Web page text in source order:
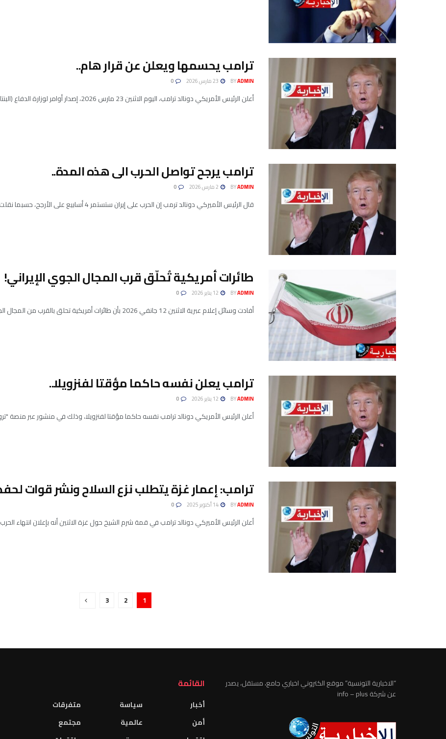
ترامب يحسمها ويعلن عن قرار هام..
BYADMIN
أعلن الرئيس الأمريكي دونالد ترامب، اليوم الاثنين 23 مارس 2026، إصدار أوامر لوزارة الدفاع (البنتاغون) بتأجيل أي ضربات عسكرية محتملة ...
ترامب يرجح تواصل الحرب الى هذه المدة..
BYADMIN
قال الرئيس الأميركي دونالد ترمب إن الحرب على إيران ستستمر 4 أسابيع على الأرجح، حسبما نقلت صحيفة “ديلي ميل” البريطانية.
طائرات أمريكية تُحلّق قرب المجال الجوي الإيراني!
BYADMIN
أفادت وسائل إعلام عبرية الاثنين 12 جانفي 2026 بأن طائرات أمريكية تحلق بالقرب من المجال الجوي الإيراني، ما قد يشير ...
ترامب يعلن نفسه حاكما مؤقتا لفنزويلا..
BYADMIN
أعلن الرئيس الأمريكي دونالد ترامب نفسه حاكما مؤقتا لفنزويلا، وذلك في منشور عبر
ترامب: إعمار غزة يتطلب نزع السلاح ونشر قوات
BYADMIN
أعلن الرئيس الأميركي دونالد ترامب في قمة شرم الشيخ حول غزة الاثنين أنه بإعلان انتهاء
1
2
3
“الاخبارية التونسية” موقع الكتروني اخباري جامع، مستقل، يصدر
عن شركة info – plus
القائمة
أخبار
أمن
سياسة
عالمية
متفرقات
مجتمع